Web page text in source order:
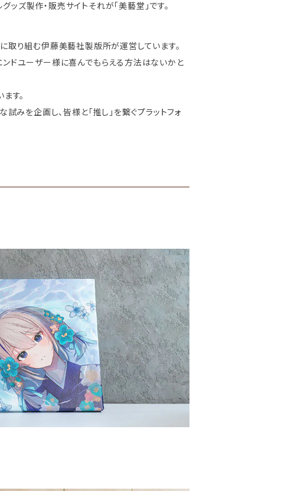
ズ製作・販売サイトそれが「美藝堂」です。
取り組む伊藤美藝社製版所が運営しています。
ドユーザー様に喜んでもらえる方法はないかと
す。
みを企画し、皆様と「推し」を繋ぐプラットフォ